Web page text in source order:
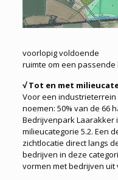
voorlopig voldoende
ruimte om een
√ Tot en met
Voor een
noemen: 50% van de 66
Bedrijvenpark Laarakker
milieucategorie 5.2. Een
zichtlocatie direct langs
bedrijven in deze
vormen met bedrijven